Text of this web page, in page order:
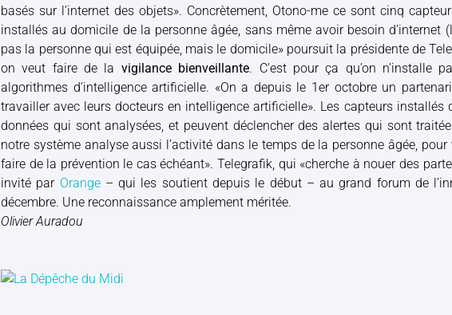
basés sur l’internet des objets». Concrètement, Otono-me ce sont cinq
installés au domicile de la personne âgée, sans même avoir besoin d’internet
pas la personne qui est équipée, mais le domicile» poursuit la présidente de
on veut faire de la vigilance bienveillante. C’est pour ça qu’on n’installe
algorithmes d’intelligence artificielle. «On a depuis le 1er octobre un
travailler avec leurs docteurs en intelligence artificielle». Les capteurs
données qui sont analysées, et peuvent déclencher des alertes qui sont
notre système analyse aussi l’activité dans le temps de la personne âgée,
faire de la prévention le cas échéant». Telegrafik, qui «cherche à nouer des
invité par Orange– qui les soutient depuis le début – au grand forum de
décembre. Une reconnaissance amplement méritée.
Olivier Auradou